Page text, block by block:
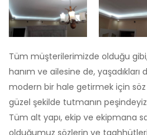
Tüm müşterilerimizde olduğu
hanım ve ailesine de, yaşadıkları
modern bir hale getirmek için
güzel şekilde tutmanın
Tüm alt yapı, ekip ve ekipmana